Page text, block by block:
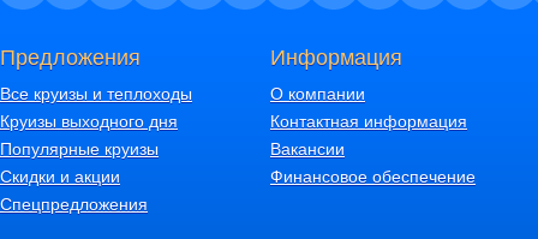
Предложения
Все круизы и теплоходы
Круизы выходного дня
Популярные круизы
Скидки и акции
Спецпредложения
Информация
О компании
Контактная информация
Вакансии
Финансовое обеспечение